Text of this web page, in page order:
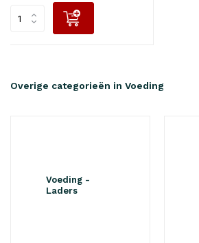
Overige categorieën in Voeding
Voeding -
Laders